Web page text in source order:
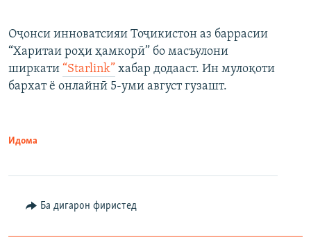
Оҷонси инноватсияи Тоҷикистон аз баррасии
“Харитаи роҳи ҳамкорӣ” бо масъулони
ширкати “Starlink” хабар додааст. Ин мулоқоти
бархат ё онлайнӣ 5-уми август гузашт.
Идома
Ба дигарон фиристед